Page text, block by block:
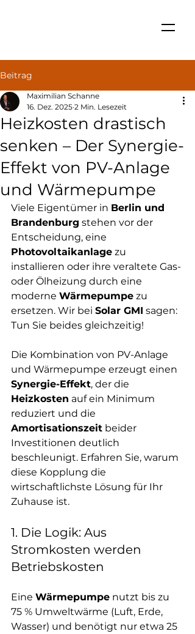
Beitrag
Heizkosten drastisch
senken – Der Synergie-
Effekt von PV-Anlage
und Wärmepumpe
Maximilian Schanne
16. Dez. 2025 2 Min. Lesezeit
Viele Eigentümer in Berlin und
Brandenburg stehen vor der
Entscheidung, eine
Photovoltaikanlage zu
installieren oder ihre veraltete Gas-
oder Ölheizung durch eine
moderne Wärmepumpe zu
ersetzen. Wir bei Solar GMI sagen:
Tun Sie beides gleichzeitig!
Die Kombination von PV-Anlage
und Wärmepumpe erzeugt einen
Synergie-Effekt, der die
Heizkosten auf ein Minimum
reduziert und die
Amortisationszeit beider
Investitionen deutlich
beschleunigt. Erfahren Sie, warum
diese Kopplung die
wirtschaftlichste Lösung für Ihr
Zuhause ist.
1. Die Logik: Aus
Stromkosten werden
Betriebskosten
Eine Wärmepumpe nutzt bis zu
75 % Umweltwärme (Luft, Erde,
Wasser) und benötigt nur etwa 25